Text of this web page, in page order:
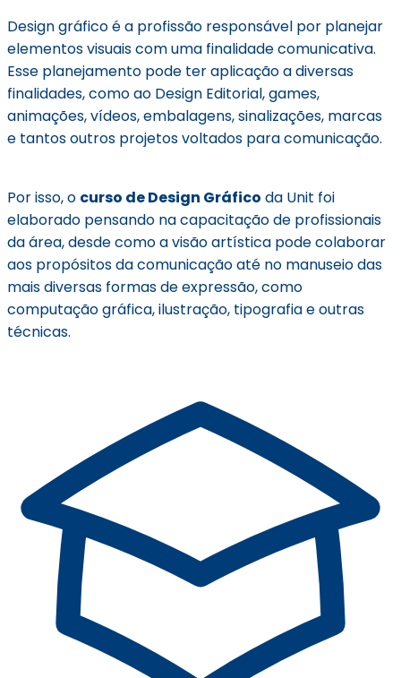
Design gráfico é a profissão responsável por planejar
elementos visuais com uma finalidade comunicativa.
Esse planejamento pode ter aplicação a diversas
finalidades, como ao Design Editorial, games,
animações, vídeos, embalagens, sinalizações, marcas
e tantos outros projetos voltados para comunicação.
Por isso, o curso de Design Gráfico da Unit foi
elaborado pensando na capacitação de profissionais
da área, desde como a visão artística pode colaborar
aos propósitos da comunicação até no manuseio das
mais diversas formas de expressão, como
computação gráfica, ilustração, tipografia e outras
técnicas.